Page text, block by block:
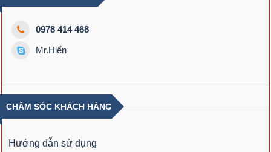
0978 414 468
Mr.Hiển
CHĂM SÓC KHÁCH HÀNG
Hướng dẫn sử dụng